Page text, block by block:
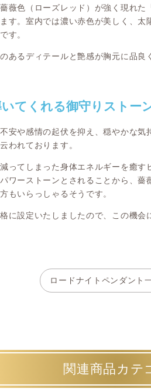
薇色（ローズレッド）が強く現れた
す。室内では濃い赤色が美しく、
す。
あるディテールと艶感が胸元に品良
てくれる御守りストー
安や感情の起伏を抑え、穏やかな気
われております。
ってしまった身体エネルギーを癒
ワーストーンとされることから、
もいらっしゃるそうです。
に設定いたしましたので、この機
ロードナイトペンダント
関連商品カテ